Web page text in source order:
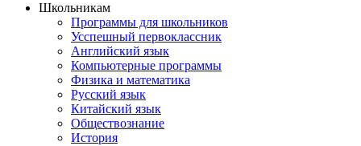
Школьникам
Программы для школьников
Усспешный первоклассник
Английский язык
Компьютерные программы
Физика и математика
Русский язык
Китайский язык
Обществознание
История